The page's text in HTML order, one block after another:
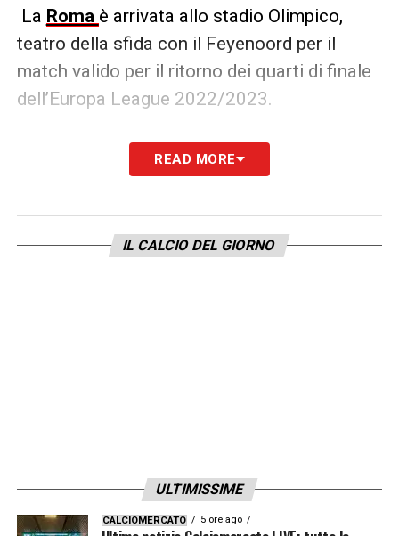
La Roma è arrivata allo stadio Olimpico,
teatro della sfida con il Feyenoord per il
match valido per il ritorno dei quarti di finale
dell’Europa League 2022/2023.
L’arrivo della Roma
#Feyenoord#EuropaLeague
@TheoCells
READ MORE
IL CALCIO DEL GIORNO
ULTIMISSIME
CALCIOMERCATO 5 ore ago